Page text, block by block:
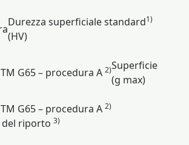
Durezza superficiale standard1)
(HV)
G65 – procedura A 2)Superficie
(g max)
G65 – procedura A 2)
riporto 3)